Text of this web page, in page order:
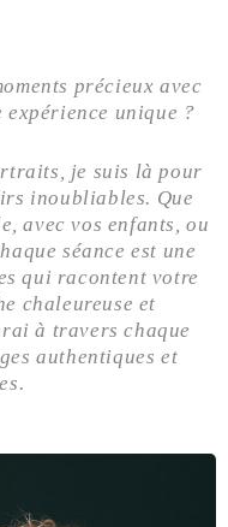
précieux avec
unique ?
je suis là pour
inoubliables. Que
avec vos enfants, ou
séance est une
qui racontent votre
chaleureuse et
à travers chaque
authentiques et